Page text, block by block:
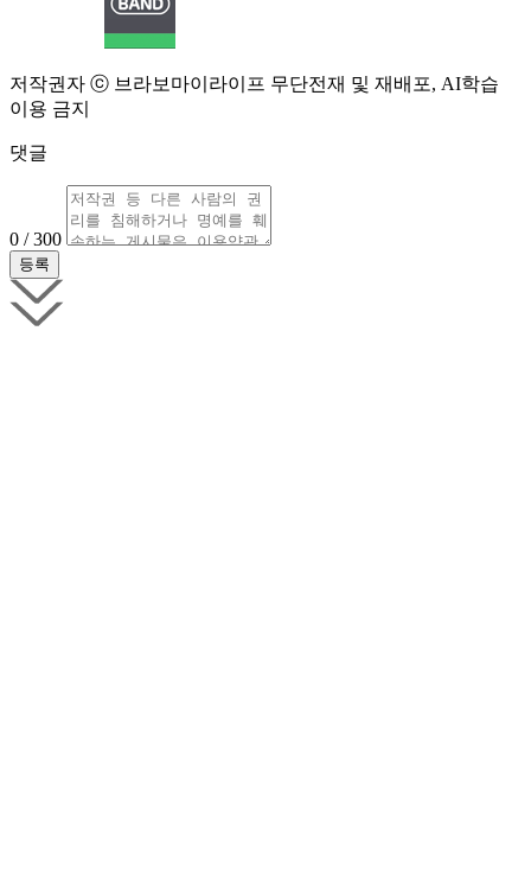
저작권자 ⓒ 브라보마이라이프 무단전재 및 재배포, AI학습
이용 금지
댓글
0 / 300